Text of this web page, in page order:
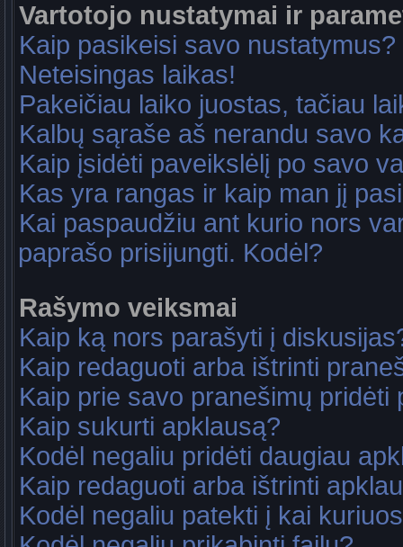
Vartotojo nustatymai ir
Kaip pasikeisi savo nustatymus?
Neteisingas laikas!
Pakeičiau laiko juostas, tačiau
Kalbų sąraše aš nerandu savo
Kaip įsidėti paveikslėlį po savo
Kas yra rangas ir kaip man jį
Kai paspaudžiu ant kurio nors
paprašo prisijungti. Kodėl?
Rašymo veiksmai
Kaip ką nors parašyti į
Kaip redaguoti arba ištrinti
Kaip prie savo pranešimų pridėti
Kaip sukurti apklausą?
Kodėl negaliu pridėti daugiau
Kaip redaguoti arba ištrinti
Kodėl negaliu patekti į kai